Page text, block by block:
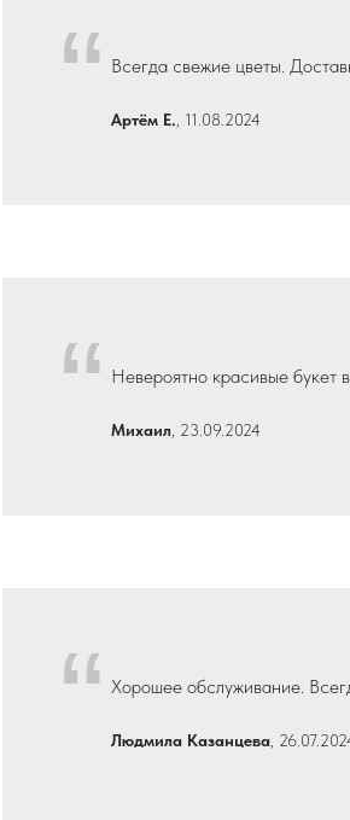
“ Всегда свежие цветы.
Артём Е. , 11.08.2024
“ Невероятно красивые букет
Михаил , 23.09.2024
“ Хорошее обслуживание.
Людмила Казанцева ,